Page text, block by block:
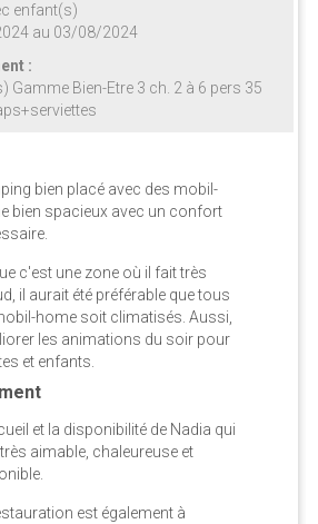
enfant(s)
au 03/08/2024
:
Gamme Bien-Etre 3 ch. 2 à 6 pers 35
bien placé avec des mobil-
bien spacieux avec un confort
c'est une zone où il fait très
il aurait été préférable que tous
home soit climatisés. Aussi,
les animations du soir pour
et enfants.
et la disponibilité de Nadia qui
aimable, chaleureuse et
est également à